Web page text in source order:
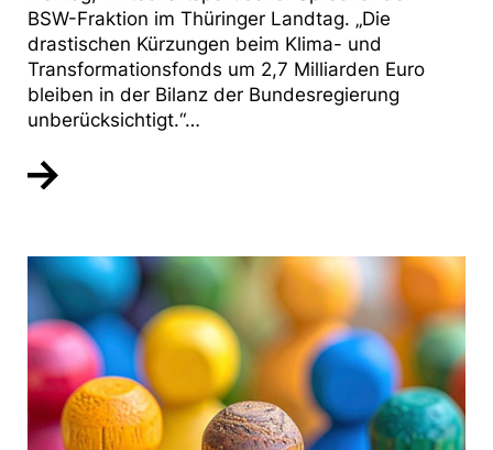
BSW-Fraktion im Thüringer Landtag. „Die
drastischen Kürzungen beim Klima- und
Transformationsfonds um 2,7 Milliarden Euro
bleiben in der Bilanz der Bundesregierung
unberücksichtigt.“…